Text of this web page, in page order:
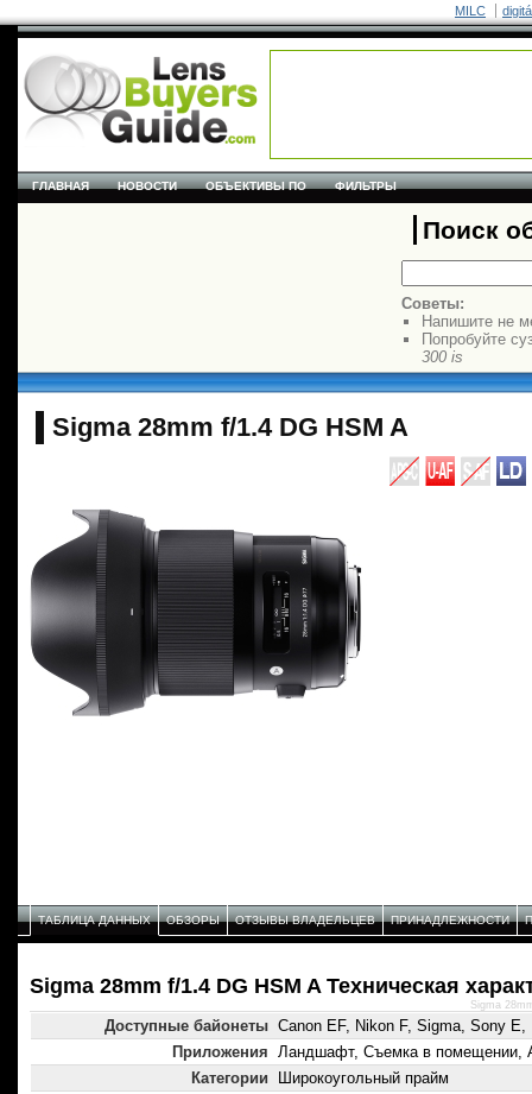
MILC
ГЛАВНАЯ НОВОСТИ ОБЪЕКТИВЫ ПО ФИЛЬТРЫ
Поиск
Советы:
Напишите не
Попробуйте
300 is
Sigma 28mm f/1.4 DG HSM A
ТАБЛИЦА ДАННЫХ ОБЗОРЫ ОТЗЫВЫ ВЛАДЕЛЬЦЕВ ПРИНАДЛЕЖНОСТИ
Sigma 28mm f/1.4 DG HSM A Техническая
Доступные байонеты Canon EF, Nikon F, Sigma, Sony E,
Приложения Ландшафт, Съемка в помещении,
Категории
Широкоугольный прайм
Sigma